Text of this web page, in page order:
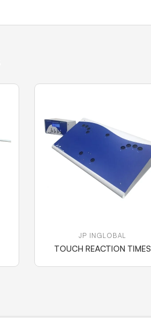
JP INGLOBAL
TOUCH REACTION TIMES